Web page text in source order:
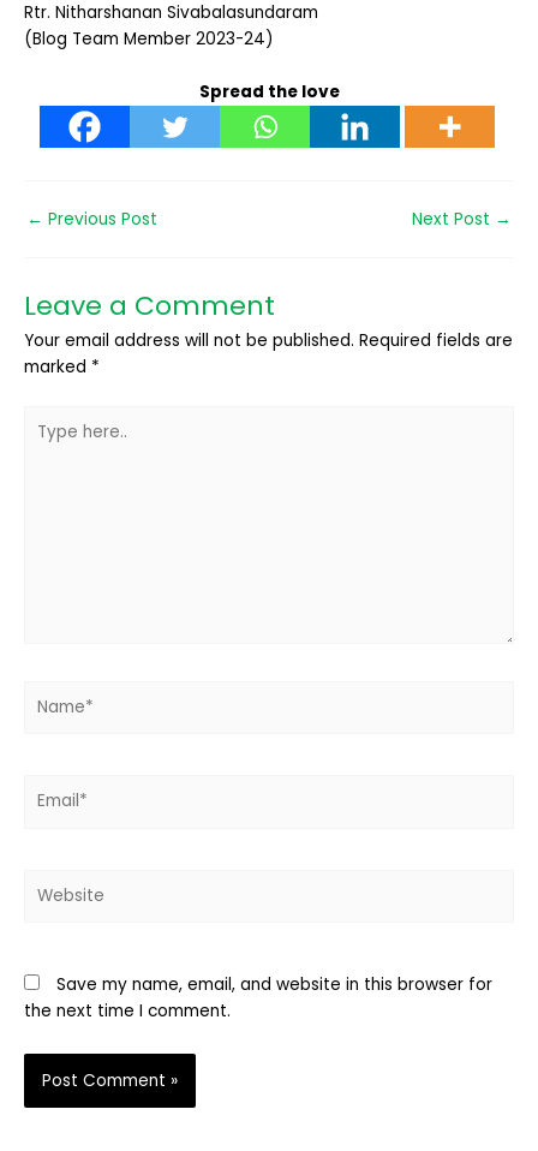
Rtr. Nitharshanan Sivabalasundaram
(Blog Team Member 2023-24)
Spread the love
← Previous Post Next Post →
Leave a Comment
Your email address will not be published. Required fields are
marked *
here..
Save my name, email, and website in this browser for
the next time I comment.